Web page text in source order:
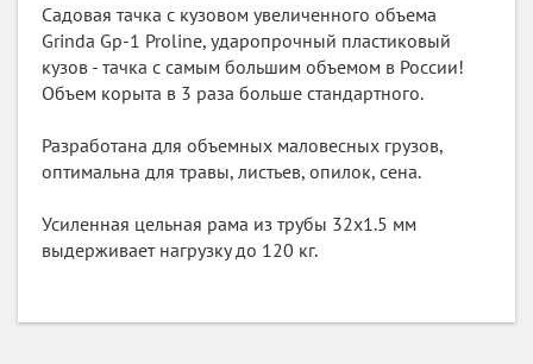
Садовая тачка с кузовом увеличенного объема
Grinda Gp-1 Proline, ударопрочный пластиковый
кузов - тачка с самым большим объемом в России!
Объем корыта в 3 раза больше стандартного.
Разработана для объемных маловесных грузов,
оптимальна для травы, листьев, опилок, сена.
Усиленная цельная рама из трубы 32х1.5 мм
выдерживает нагрузку до 120 кг.